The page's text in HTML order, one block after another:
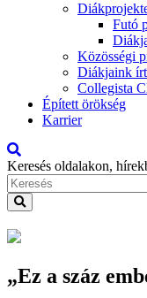
Futó
Közösségi
Diákjaink
Collegista
Épített örökség
Karrier
Keresés oldalakon,
„Ez a száz